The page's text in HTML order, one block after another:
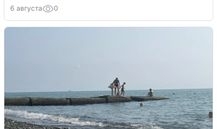
6 августа 0